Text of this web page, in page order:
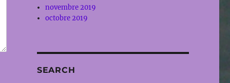
novembre 2019
octobre 2019
SEARCH